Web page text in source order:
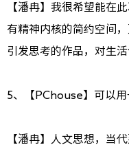
【潘冉】我很希望能在
有精神内核的简约空间
引发思考的作品，对生活
5、【PChouse】可以
【潘冉】人文思想，当